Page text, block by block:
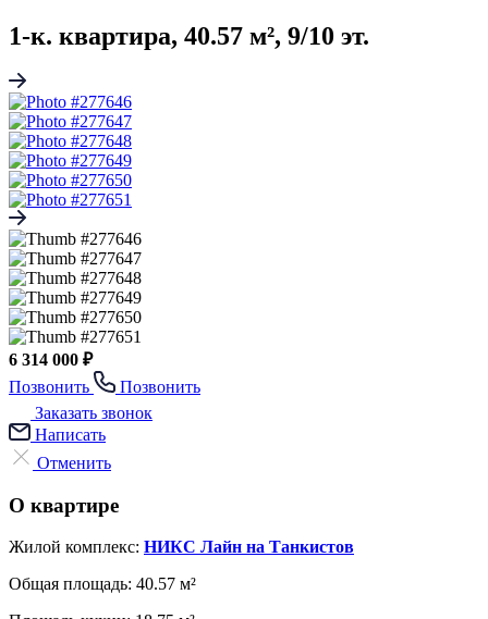
1-к. квартира, 40.57 м², 9/10 эт.
6 314 000 ₽
Позвонить
Позвонить
Заказать звонок
Написать
Отменить
О квартире
Жилой комплекс: НИКС Лайн на Танкистов
Общая площадь: 40.57 м²